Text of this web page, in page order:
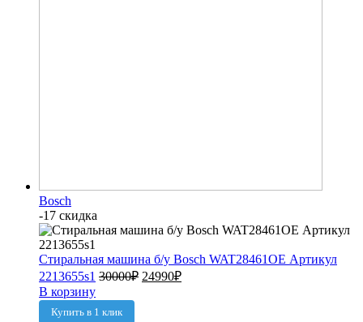
Bosch
-17 скидка
Стиральная машина б/у Bosch WAT28461OE Артикул
2213655s1 30000₽ 24990₽
В корзину
Купить в 1 клик